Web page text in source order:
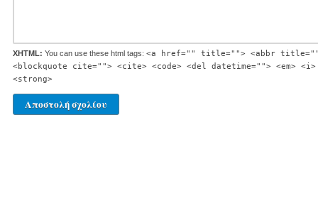
XHTML: You can use these html tags: <a href="" title=""> <abbr
<blockquote cite=""> <cite> <code> <del datetime=""> <em>
<strong>